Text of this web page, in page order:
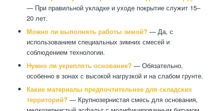
— При правильной укладке и уходе покрытие служит 15–
20 лет.
Можно ли выполнять работы зимой? — Да, с
использованием специальных зимних смесей и
соблюдением технологии.
Нужно ли укреплять основание? — Обязательно,
особенно в зонах с высокой нагрузкой и на слабом грунте.
Какие материалы предпочтительнее для складских
территорий? — Крупнозернистая смесь для основания,